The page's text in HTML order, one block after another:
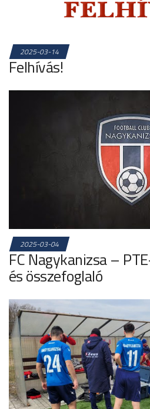
2025-03-14
Felhívás!
2025-03-04
FC Nagykanizsa –
és összefoglaló